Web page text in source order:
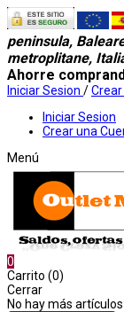
peninsula,
metroplitane,
Ahorre
Iniciar Sesion /
Iniciar Sesion
Crear una
Menú
0
Carrito (0)
Cerrar
No hay más